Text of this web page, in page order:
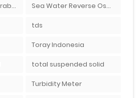
Reverse Osmosis Surabaya Sea Water Reverse Osmosis
tds
Toray Indonesia
total suspended solid
Turbidity Meter